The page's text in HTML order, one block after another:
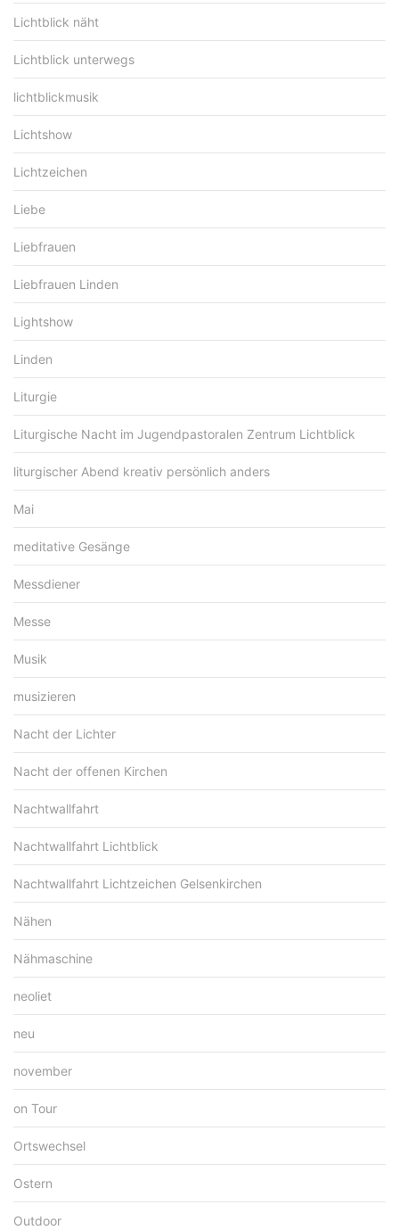
Lichtblick näht
Lichtblick unterwegs
lichtblickmusik
Lichtshow
Lichtzeichen
Liebe
Liebfrauen
Liebfrauen Linden
Lightshow
Linden
Liturgie
Liturgische Nacht im Jugendpastoralen Zentrum Lichtblick
liturgischer Abend kreativ persönlich anders
Mai
meditative Gesänge
Messdiener
Messe
Musik
musizieren
Nacht der Lichter
Nacht der offenen Kirchen
Nachtwallfahrt
Nachtwallfahrt Lichtblick
Nachtwallfahrt Lichtzeichen Gelsenkirchen
Nähen
Nähmaschine
neoliet
neu
november
on Tour
Ortswechsel
Ostern
Outdoor